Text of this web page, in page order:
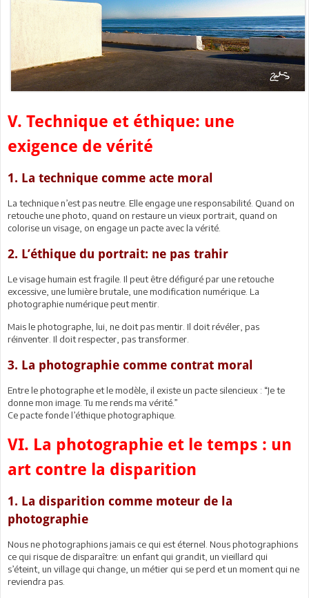
V. Technique et éthique: une
exigence de vérité
1. La technique comme acte moral
La technique n’est pas neutre. Elle engage une responsabilité. Quand on
retouche une photo, quand on restaure un vieux portrait, quand on
colorise un visage, on engage un pacte avec la vérité.
2. L’éthique du portrait: ne pas trahir
Le visage humain est fragile. Il peut être défiguré par une retouche
excessive, une lumière brutale, une modification numérique. La
photographie numérique peut mentir.
Mais le photographe, lui, ne doit pas mentir. Il doit révéler, pas
réinventer. Il doit respecter, pas transformer.
3. La photographie comme contrat moral
Entre le photographe et le modèle, il existe un pacte silencieux : “Je te
donne mon image. Tu me rends ma vérité.”
Ce pacte fonde l’éthique photographique.
VI. La photographie et le temps : un
art contre la disparition
1. La disparition comme moteur de la
photographie
Nous ne photographions jamais ce qui est éternel. Nous photographions
ce qui risque de disparaître: un enfant qui grandit, un vieillard qui
s’éteint, un village qui change, un métier qui se perd et un moment qui ne
reviendra pas.